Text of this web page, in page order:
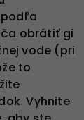
podľa
obrátiť gi
vode (pri
to
Vyhnite